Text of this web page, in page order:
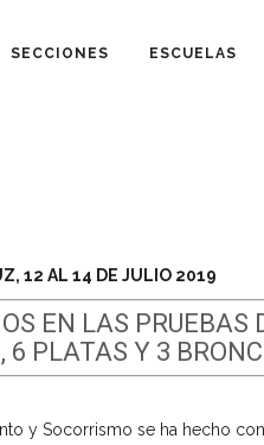
SECCIONES ESCUELAS
12 AL 14 DE JULIO 2019
EN LAS PRUEBAS
6 PLATAS Y 3
y Socorrismo se ha hecho